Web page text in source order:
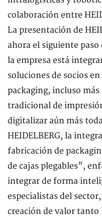
colaboración entre
La presentación de
ahora el siguiente
la empresa está
soluciones de socios
packaging, incluso
tradicional de
digitalizar aún más
HEIDELBERG, la
fabricación de
de cajas plegables",
integrar de forma
especialistas del
creación de valor